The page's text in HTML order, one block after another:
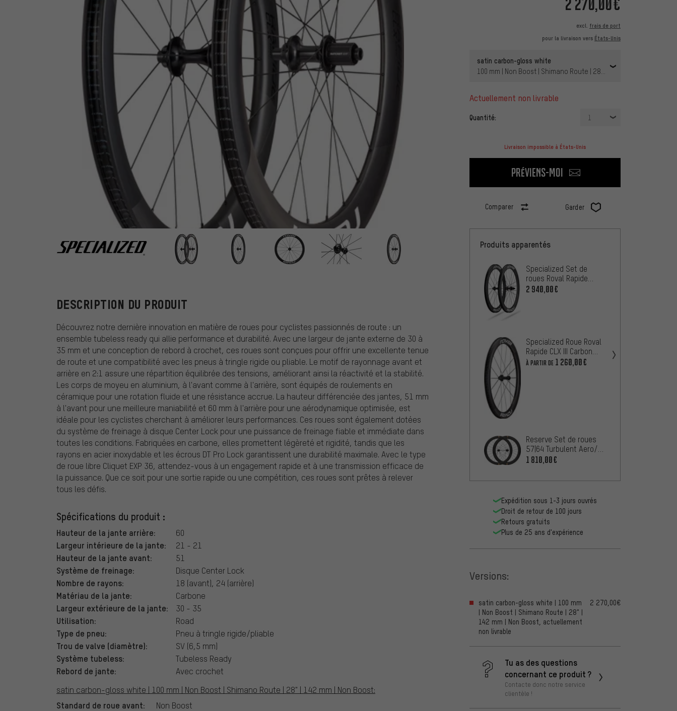
excl. frais de port
pour la livraison vers États-Unis
satin carbon-gloss white
100 mm | Non Boost | Shimano Route | 28" | 142 mm | Non Boost
actuellement non livrable
Quantité: 1
Livraison impossible à États-Unis
Préviens-moi
Comparer Garder
Specialized
DESCRIPTION DU PRODUIT
Découvrez notre dernière innovation en matière de roues pour cyclistes passionnés de route : un
ensemble tubeless ready qui allie performance et durabilité. Avec une largeur de jante externe de 30 à
35 mm et une conception de rebord à crochet, ces roues sont conçues pour offrir une excellente tenue
de route et une compatibilité avec les pneus à tringle rigide ou pliable. Le motif de rayonnage avant et
arrière en 2:1 assure une répartition équilibrée des tensions, améliorant ainsi la réactivité et la stabilité.
Les corps de moyeu en aluminium, à l'avant comme à l'arrière, sont équipés de roulements en
céramique pour une rotation fluide et une résistance accrue. La hauteur différenciée des jantes, 51 mm
à l'avant pour une meilleure maniabilité et 60 mm à l'arrière pour une aérodynamique optimisée, est
idéale pour les cyclistes cherchant à améliorer leurs performances. Ces roues sont également dotées
du système de freinage à disque Center Lock pour une puissance de freinage fiable et immédiate dans
toutes les conditions. Fabriquées en carbone, elles promettent légèreté et rigidité, tandis que les
rayons en acier inoxydable et les écrous DT Pro Lock garantissent une durabilité maximale. Avec le type
de roue libre Cliquet EXP 36, attendez-vous à un engagement rapide et à une transmission efficace de
la puissance. Que ce soit pour une sortie rapide ou une compétition, ces roues sont prêtes à relever
tous les défis.
Spécifications du produit :
Hauteur de la jante arrière: 60
Largeur intérieure de la jante: 21 - 21
Hauteur de la jante avant: 51
Système de freinage: Disque Center Lock
Nombre de rayons: 18 (avant), 24 (arrière)
Matériau de la jante: Carbone
Largeur extérieure de la jante: 30 - 35
Utilisation: Road
Type de pneu: Pneu à tringle rigide/pliable
Trou de valve (diamètre): SV (6,5 mm)
Système tubeless: Tubeless Ready
Rebord de jante:
Avec crochet
satin carbon-gloss white | 100 mm | Non Boost | Shimano Route | 28" | 142 mm | Non Boost:
Standard de roue avant: Non Boost
Produits apparentés
Specialized Set de
roues Roval Rapide
Sprint CLX Carbon Disc
2 940,00€
Specialized Roue Roval
Rapide CLX III Carbon
Disc Center-Lock 28"
À PARTIR DE 1 260,00€
Reserve Set de roues
57|64 Turbulent Aero/DT
240 Disc CL en carbone
1 810,00€
Expédition sous 1-3 jours ouvrés
Droit de retour de 100 jours
Retours gratuits
Plus de 25 ans d'expérience
Versions:
satin carbon-gloss white | 100 mm
| Non Boost | Shimano Route | 28" |
142 mm | Non Boost, actuellement
non livrable
2 270,00€
Tu as des questions
concernant ce produit ?
Contacte donc notre service
clientèle !